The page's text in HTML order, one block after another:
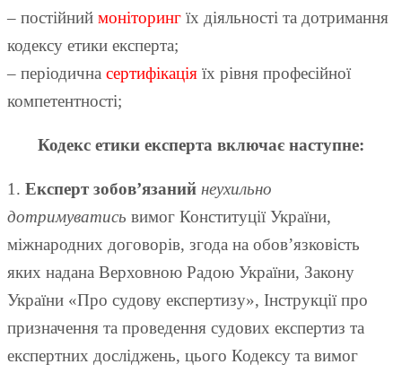
– постійний моніторинг їх діяльності та дотримання
кодексу етики експерта;
– періодична сертифікація їх рівня професійної
компетентності;
Кодекс етики експерта включає наступне:
1. Експерт зобов’язаний неухильно
дотримуватись вимог Конституції України,
міжнародних договорів, згода на обов’язковість
яких надана Верховною Радою України, Закону
України «Про судову експертизу», Інструкції про
призначення та проведення судових експертиз та
експертних досліджень, цього Кодексу та вимог